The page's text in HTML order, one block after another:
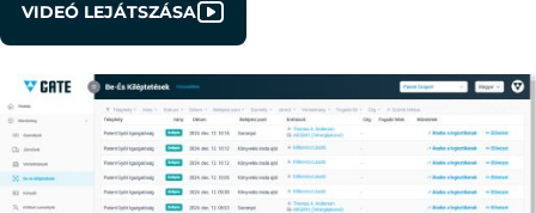
VIDEÓ LEJÁTSZÁSA